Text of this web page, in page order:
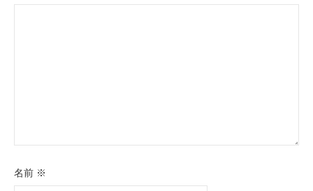
名前 ※